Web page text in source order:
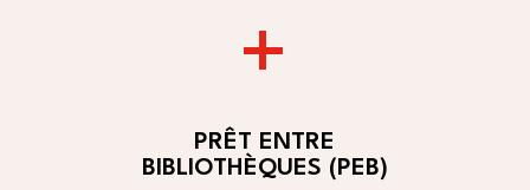
+
PRÊT ENTRE
BIBLIOTHÈQUES (PEB)